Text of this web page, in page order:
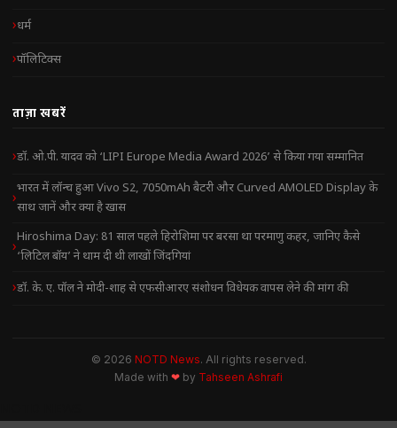
धर्म
पॉलिटिक्स
ताज़ा खबरें
डॉ. ओ.पी. यादव को ‘LIPI Europe Media Award 2026’ से किया गया सम्मानित
भारत में लॉन्च हुआ Vivo S2, 7050mAh बैटरी और Curved AMOLED Display के
साथ जानें और क्या है खास
Hiroshima Day: 81 साल पहले हिरोशिमा पर बरसा था परमाणु कहर, जानिए कैसे
‘लिटिल बॉय’ ने थाम दी थी लाखों जिंदगियां
डॉ. के. ए. पॉल ने मोदी-शाह से एफसीआरए संशोधन विधेयक वापस लेने की मांग की
© 2026 NOTD News. All rights reserved.
Made with ❤ by Tahseen Ashrafi